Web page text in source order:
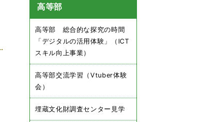
高等部
高等部 総合的な探究の時間
「デジタルの活用体験」（ICT
スキル向上事業）
高等部交流学習（Vtuber体験
会）
埋蔵文化財調査センター見学